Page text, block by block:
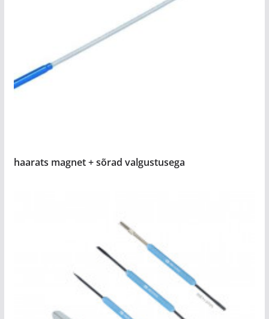
haarats magnet + sõrad valgustusega